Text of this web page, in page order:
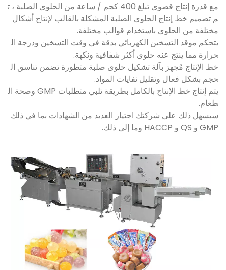
مع قدرة إنتاج قصوى تبلغ 400 كجم / ساعة من الحلوى الصلبة ، ت
م تصميم خط إنتاج الحلوى الصلبة المشكلة بالقالب لإنتاج أشكال
مختلفة من الحلوى باستخدام قوالب مختلفة.
يتحكم موقد التسخين الكهربائي بدقة في وقت التسخين ودرجة ال
حرارة مما ينتج عنه حلوى أكثر شفافية ونكهة.
خط الإنتاج مُجهز بآلة تشكيل حلوى صلبة متطورة تضمن تناسق ال
حجم بشكل فعال وتقليل نفايات المواد.
يتم إنتاج خط الإنتاج بالكامل بطريقة تلبي متطلبات GMP وصحة ال
طعام.
سيسهل ذلك على شركتك اجتياز العديد من الشهادات بما في ذلك
GMP و QS و HACCP وما إلى ذلك.